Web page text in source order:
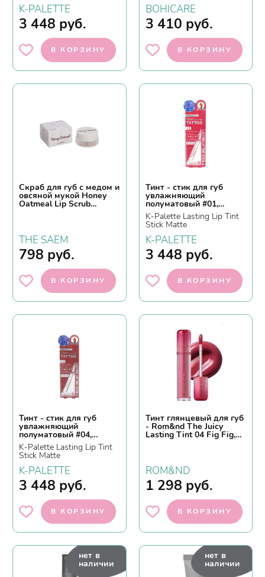
K-PALETTE
3 448 руб.
В КОРЗИНУ
BOHICARE
3 410 руб.
В КОРЗИНУ
Скраб для губ с медом и
овсяной мукой Honey
Oatmeal Lip Scrub
7mlThe Saem
THE SAEM
798 руб.
В КОРЗИНУ
Тинт - стик для губ
увлажняющий
полуматовый #01,
темно-красная паприка
K-Palette Lasting Lip Tint
Stick Matte
K-PALETTE
3 448 руб.
В КОРЗИНУ
Тинт - стик для губ
увлажняющий
полуматовый #04,
каштановый
K-Palette Lasting Lip Tint
Stick Matte
K-PALETTE
3 448 руб.
В КОРЗИНУ
Тинт глянцевый для губ
- Rom&nd The Juicy
Lasting Tint 04 Fig Fig,
ROM&ND
1 298 руб.
В КОРЗИНУ
нет в
наличии
нет в
наличии